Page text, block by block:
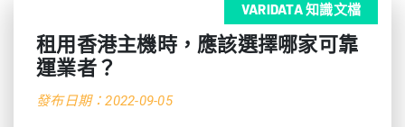
VARIDATA 知識文檔
租用香港主機時，應該選擇哪家可靠
運業者？
發布日期：2022-09-05